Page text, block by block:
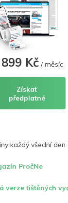
899 Kč/ měsíc
Získat
předplatné
každý všední den
PročNe
verze tištěných